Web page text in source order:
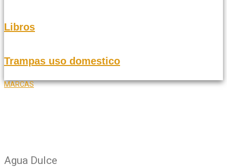
Libros
Trampas uso domestico
MARCAS
Agua Dulce